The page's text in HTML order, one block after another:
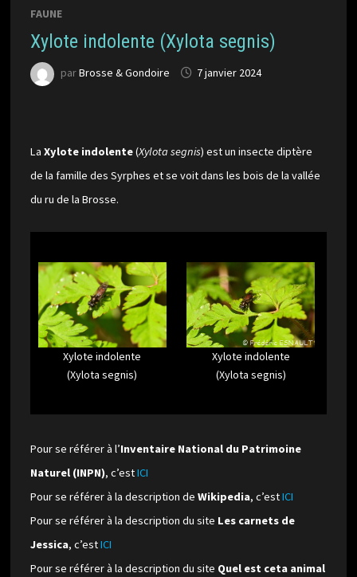
FAUNE
Xylote indolente (Xylota segnis)
parBrosse & Gondoire 7 janvier 2024
La Xylote indolente(Xylota segnis) est un insecte diptère
de la famille des Syrphes et se voit dans les bois de la vallée
du ru de la Brosse.
Xylote indolente
(Xylota segnis)
Xylote indolente
(Xylota segnis)
Pour se référer à l’Inventaire National du Patrimoine
Naturel (INPN), c’estICI
Pour se référer à la description de Wikipedia, c’estICI
Pour se référer à la description du site Les carnets de
Jessica, c’estICI
Pour se référer à la description du site Quel est ceta animal